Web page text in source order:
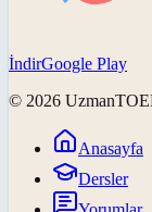
İndirGoogle Play
© 2026
Anasayfa
Dersler